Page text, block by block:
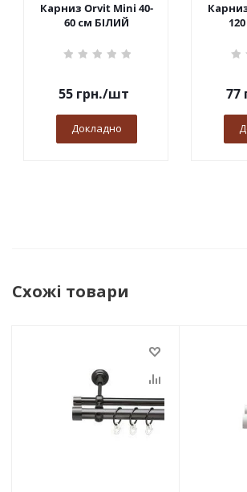
Карниз Orvit Mini 40-
60 см БІЛИЙ
55грн./шт
Докладно
77
Схожі товари